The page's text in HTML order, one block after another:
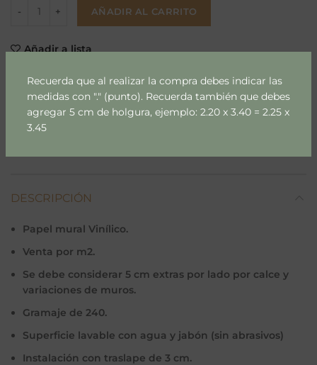
Recuerda que al realizar la compra debes indicar las
medidas con "." (punto). Recuerda también que debes
agregar 5 cm de holgura, ejemplo: 2.20 x 3.40 = 2.25 x
3.45
AÑADIR AL CARRITO
Añadir a lista
SKU:556
Categoría: Arboles & Palmas
DESCRIPCIÓN
Papel mural Vinílico.
Venta por m2.
Se debe considerar 5 cm extras por lado por calce y
variaciones de muros.
Gramaje de 240.
Superficie lavable con agua y jabón (sin abrasivos)
Instalación con traslape de 3 cm.